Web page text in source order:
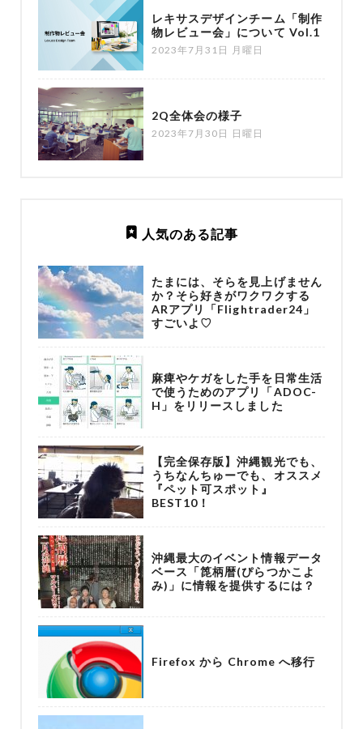
レキサスデザインチーム「制作
物レビュー会」について Vol.1
2023年7月31日 月曜日
2Q全体会の様子
2023年7月30日 日曜日
人気のある記事
たまには、そらを見上げません
か？そら好きがワクワクする
ARアプリ「Flightrader24」
すごいよ♡
麻痺やケガをした手を日常生活
で使うためのアプリ「ADOC-
H」をリリースしました
【完全保存版】沖縄観光でも、
うちなんちゅーでも、オススメ
『ペット可スポット』
BEST10！
沖縄最大のイベント情報データ
ベース「箆柄暦(ぴらつかこよ
み)」に情報を提供するには？
Firefox から Chrome へ移行